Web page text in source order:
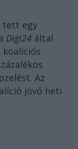
tett egy
Digi24 által
Az
jövő heti